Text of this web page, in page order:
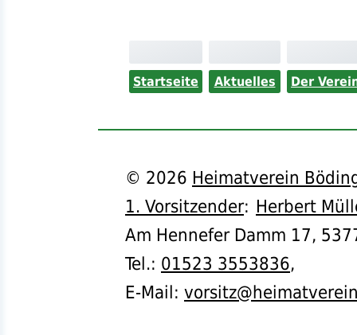
Startseite Aktuelles Der
© 2026 Heimatverein
1. Vorsitzender: Herbert
Am Hennefer Damm 17,
Tel.: 01523 3553836,
E-Mail: